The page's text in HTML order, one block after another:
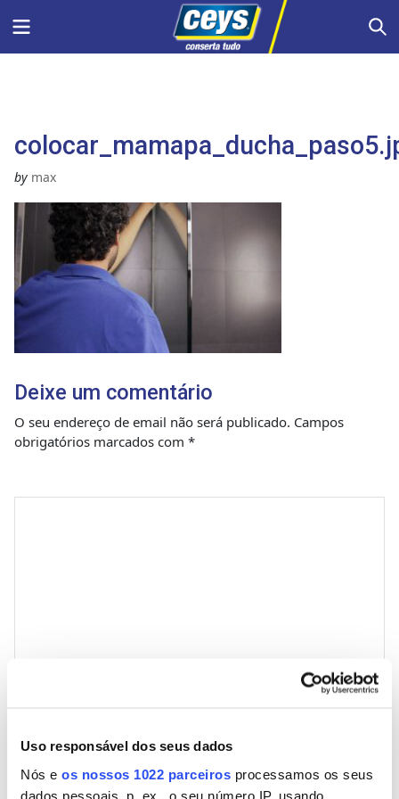
Uso responsável dos seus dados
Nós e os nossos 1022 parceiros processamos os seus
dados pessoais, p. ex., o seu número IP, usando
Menu
by max
Deixe um comentário
O seu endereço de email não será publicado. Campos
obrigatórios marcados com *
Email